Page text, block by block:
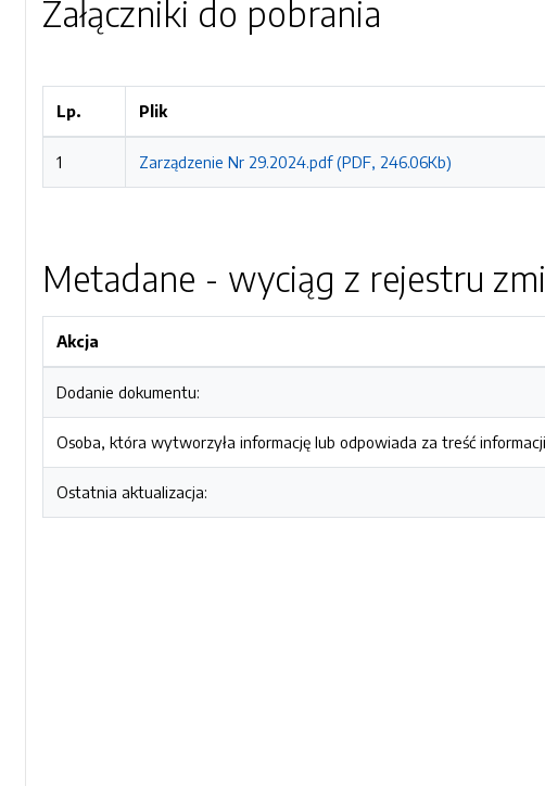
Załączniki do pobrania
Lp. Plik
1 Zarządzenie Nr 29.2024.pdf (PDF, 246.06Kb)
Metadane - wyciąg z rejestru
Akcja
Dodanie dokumentu:
Osoba, która wytworzyła informację lub odpowiada za treść
Ostatnia aktualizacja: